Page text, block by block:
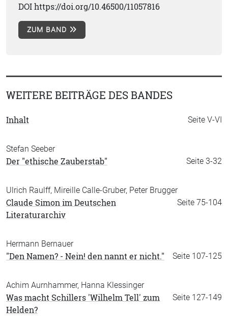
DOI https://doi.org/10.46500/11057816
ZUM BAND
WEITERE BEITRÄGE DES BANDES
Seite V-VI
Inhalt
Stefan Seeber
Seite 3-32
Der "ethische Zauberstab"
Ulrich Raulff, Mireille Calle-Gruber, Peter Brugger
Seite 75-104
Claude Simon im Deutschen
Literaturarchiv
Hermann Bernauer
Seite 107-125
"Den Namen? - Nein! den nannt er nicht."
Achim Aurnhammer, Hanna Klessinger
Seite 127-149
Was macht Schillers 'Wilhelm Tell' zum
Helden?